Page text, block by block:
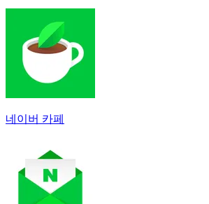
네이버 카페